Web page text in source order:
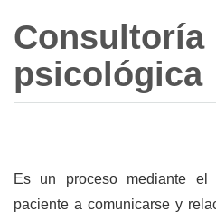
Consultoría
psicológica
Es un proceso mediante
paciente a comunicarse y